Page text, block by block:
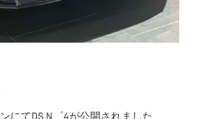
にてDS N゜4が公開されました